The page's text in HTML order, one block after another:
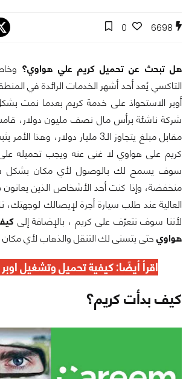
6698
0
هل تبحث عن تحميل كريم علي هواوي؟
التاكسي يُعد أحد أشهر الخدمات الرائدة في
أوبر الاستحواذ على خدمة كريم بعدما نمت
شركة ناشئة برأس مال نصف مليون دولار،
مقابل مبلغ يتجاوز الـ3 مليار دولار،
كريم على هواوي لا غنى عنه ويجب تحميله
سوف يسمح لك بالوصول لأي مكان بشكل
منخفضة، وإذا كنت أحد الأشخاص الذين يعانون
العالية عند طلب سيارة أجرة لإيصالك لوجهتك،
لأننا سوف نتعرّف على كريم ، بالإضافة إلى
هواوي حتى يتسنى لك التنقل والذهاب لأي
اقرأ أيضًا:كيفية تحميل وتشغيل
كيف بدأت كريم؟